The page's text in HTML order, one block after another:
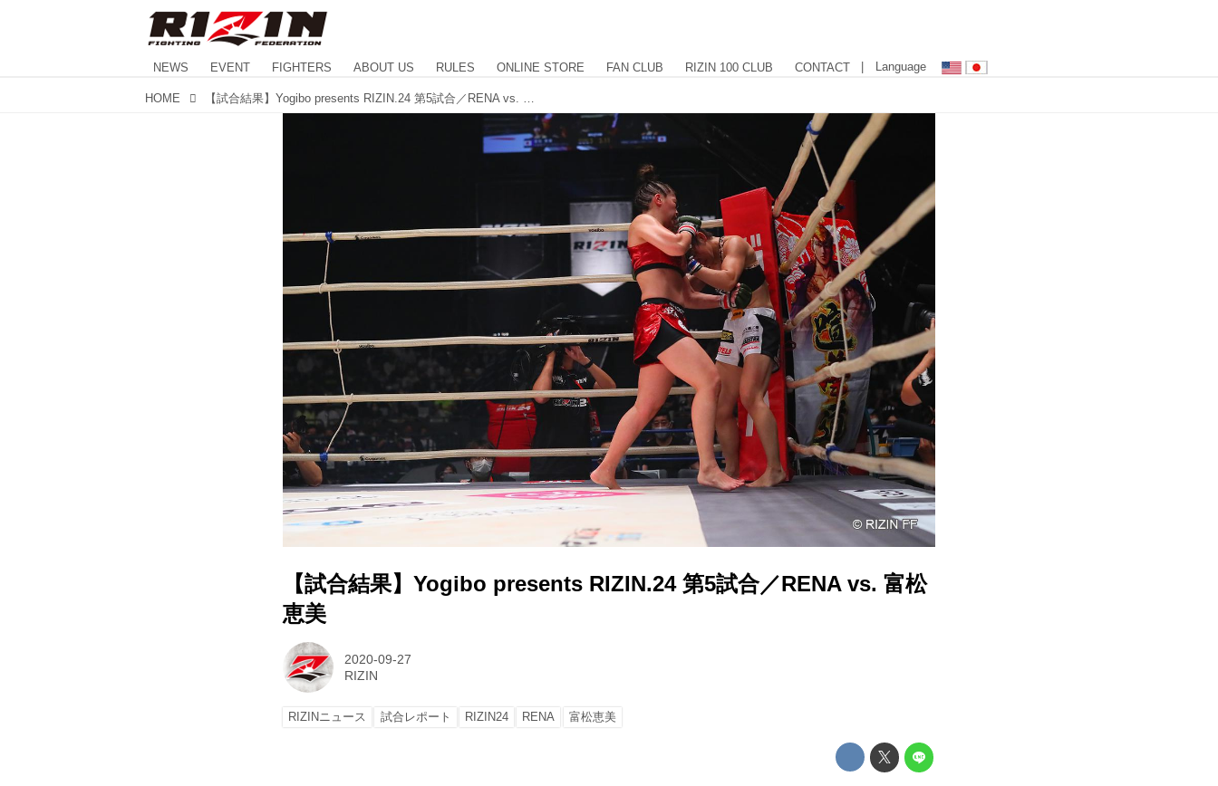
NEWS EVENT FIGHTERS ABOUT US RULES ONLINE STORE FAN CLUB RIZIN 100 CLUB CONTACT | Language
HOME
【試合結果】Yogibo presents RIZIN.24 第5試合／RENA vs. 富松
恵美
2020-09-27
RIZIN
RIZINニュース 試合レポート RIZIN24 RENA 富松恵美